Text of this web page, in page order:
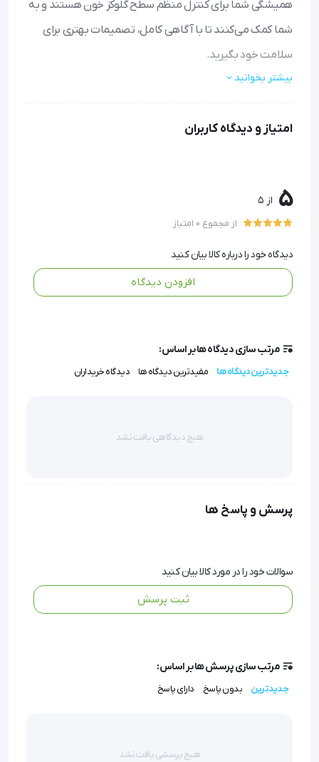
همیشگی شما برای کنترل منظم سطح گلوکز خون هستند و به
شما کمک می‌کنند تا با آگاهی کامل، تصمیمات بهتری برای
سلامت خود بگیرید.
مصرف خون کم: با تنها یک قطره خون کوچک، تست را به راحتی
طولانی‌مدت مقرون به‌صرفه است.
سازگاری گسترده: با اغلب دستگاه‌های گلوکومتر رایج بازار کار
می‌کند.
نوار تست قند خون ایزی گلوکو | EasyGluco
بیشتر بخوانید
امتیاز و دیدگاه کاربران
5 از 5
از مجموع 0 امتیاز
دیدگاه خود را درباره کالا بیان کنید
افزودن دیدگاه
مرتب سازی دیدگاه ها بر اساس:
جدیدترین دیدگاه ها مفیدترین دیدگاه ها دیدگاه خریداران
هیچ دیدگاهی یافت نشد
پرسش و پاسخ ها
سوالات خود را در مورد کالا بیان کنید
ثبت پرسش
مرتب سازی پرسش ها بر اساس:
جدیدترین بدون پاسخ دارای پاسخ
هیچ پرسشی یافت نشد